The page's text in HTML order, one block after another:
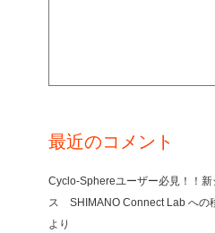
最近のコメント
Cyclo-Sphereユーザー必見！！
ス SHIMANO Connect Lab への
より